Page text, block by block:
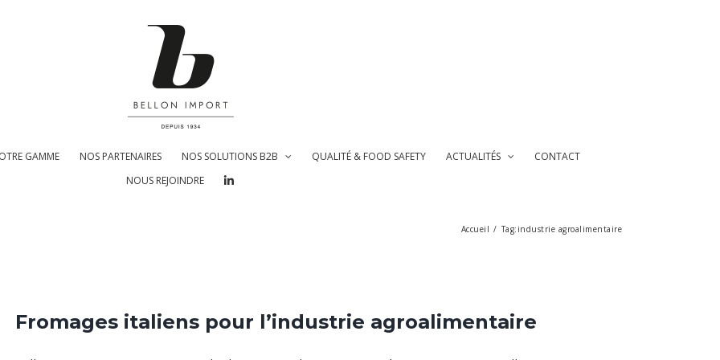
GAMME NOS PARTENAIRES NOS SOLUTIONS B2B QUALITÉ & FOOD SAFETY ACTUALITÉS
CONTACT
NOUS REJOINDRE
Accueil / Tag: industrie agroalimentaire
Fromages italiens pour l’industrie agroalimentaire